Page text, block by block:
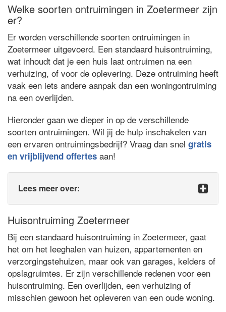
Welke soorten ontruimingen in Zoetermeer zijn
er?
Er worden verschillende soorten ontruimingen in
Zoetermeer uitgevoerd. Een standaard huisontruiming,
wat inhoudt dat je een huis laat ontruimen na een
verhuizing, of voor de oplevering. Deze ontruiming heeft
vaak een iets andere aanpak dan een woningontruiming
na een overlijden.
Hieronder gaan we dieper in op de verschillende
soorten ontruimingen. Wil jij de hulp inschakelen van
een ervaren ontruimingsbedrijf? Vraag dan snel gratis
en vrijblijvend offertes aan!
Lees meer over:
Huisontruiming Zoetermeer
Bij een standaard huisontruiming in Zoetermeer, gaat
het om het leeghalen van huizen, appartementen en
verzorgingstehuizen, maar ook van garages, kelders of
opslagruimtes. Er zijn verschillende redenen voor een
huisontruiming. Een overlijden, een verhuizing of
misschien gewoon het opleveren van een oude woning.